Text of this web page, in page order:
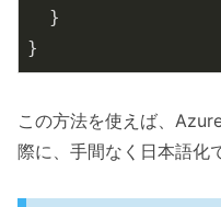
  }
この方法を使えば、
際に、手間なく日本語化